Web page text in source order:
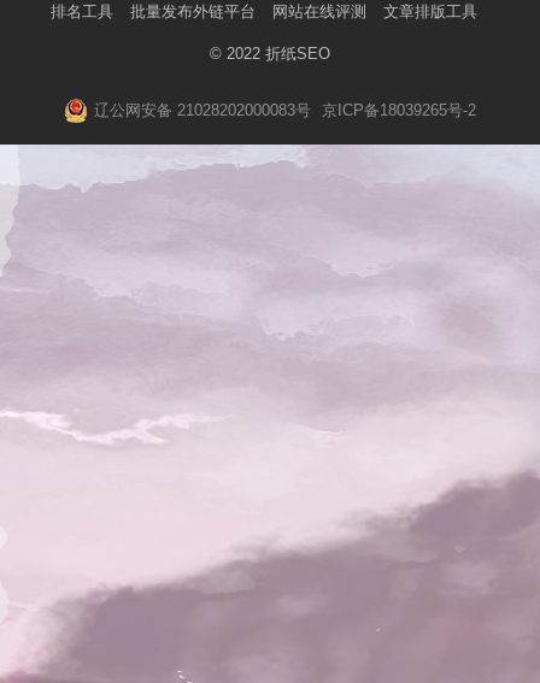
排名工具 批量发布外链平台 网站在线评测 文章排版工具
© 2022 折纸SEO
辽公网安备 21028202000083号 京ICP备18039265号-2